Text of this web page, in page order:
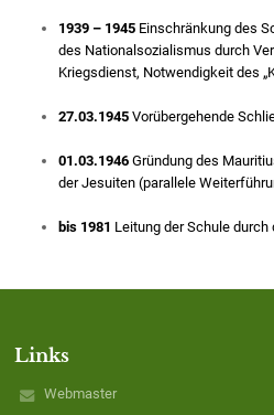
1939 – 1945 Einschränkung des
des Nationalsozialismus durch
Kriegsdienst, Notwendigkeit des
27.03.1945 Vorübergehende
01.03.1946Gründung des
der Jesuiten (parallele
bis 1981 Leitung der Schule durch
Links
Webmaster